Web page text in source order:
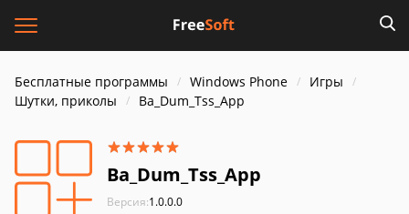
Бесплатные программы Windows Phone
Игры
Шутки, приколы
Ba_Dum_Tss_App
Ba_Dum_Tss_App
Версия:1.0.0.0